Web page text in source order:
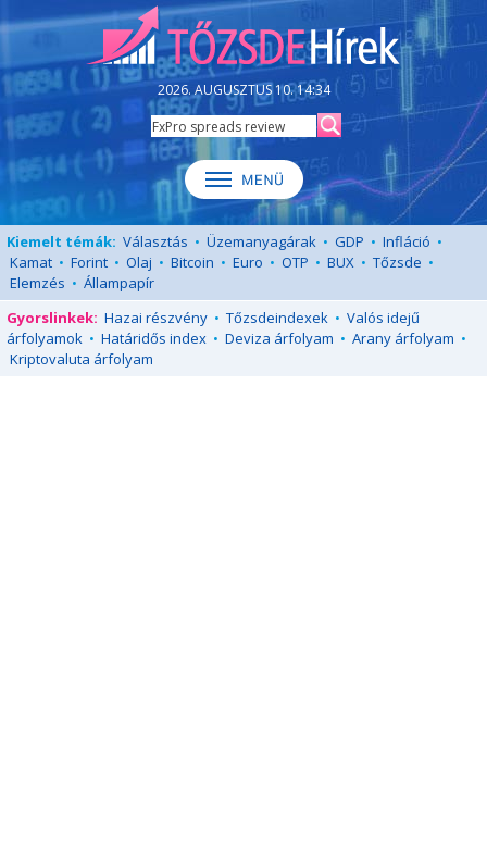
2026. AUGUSZTUS 10. 14:34
Kiemelt témák: Választás • Üzemanyagárak • GDP • Infláció •
Kamat • Forint • Olaj • Bitcoin • Euro • OTP • BUX • Tőzsde •
Elemzés • Állampapír
Gyorslinkek: Hazai részvény • Tőzsdeindexek • Valós idejű
árfolyamok • Határidős index • Deviza árfolyam • Arany árfolyam •
Kriptovaluta árfolyam